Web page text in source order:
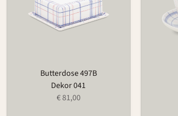
Butterdose 497B
Dekor 041
€ 81,00